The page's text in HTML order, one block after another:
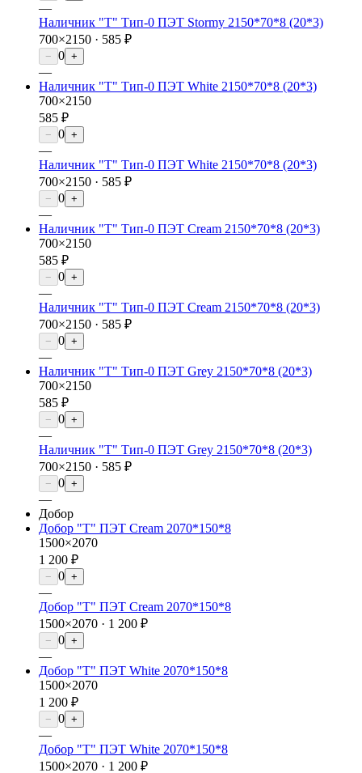
—
Наличник "Т" Тип-0 ПЭТ Stormy 2150*70*8 (20*3)
700×2150 · 585 ₽
− 0 +
—
Наличник "Т" Тип-0 ПЭТ White 2150*70*8 (20*3)
700×2150
585 ₽
− 0 +
—
Наличник "Т" Тип-0 ПЭТ White 2150*70*8 (20*3)
700×2150 · 585 ₽
− 0 +
—
Наличник "Т" Тип-0 ПЭТ Cream 2150*70*8 (20*3)
700×2150
585 ₽
− 0 +
—
Наличник "Т" Тип-0 ПЭТ Cream 2150*70*8 (20*3)
700×2150 · 585 ₽
− 0 +
—
Наличник "Т" Тип-0 ПЭТ Grey 2150*70*8 (20*3)
700×2150
585 ₽
− 0 +
—
Наличник "Т" Тип-0 ПЭТ Grey 2150*70*8 (20*3)
700×2150 · 585 ₽
− 0 +
—
Добор
Добор "Т" ПЭТ Cream 2070*150*8
1500×2070
1 200 ₽
− 0 +
—
Добор "Т" ПЭТ Cream 2070*150*8
1500×2070 · 1 200 ₽
− 0 +
—
Добор "Т" ПЭТ White 2070*150*8
1500×2070
1 200 ₽
− 0 +
—
Добор "Т" ПЭТ White 2070*150*8
1500×2070 · 1 200 ₽